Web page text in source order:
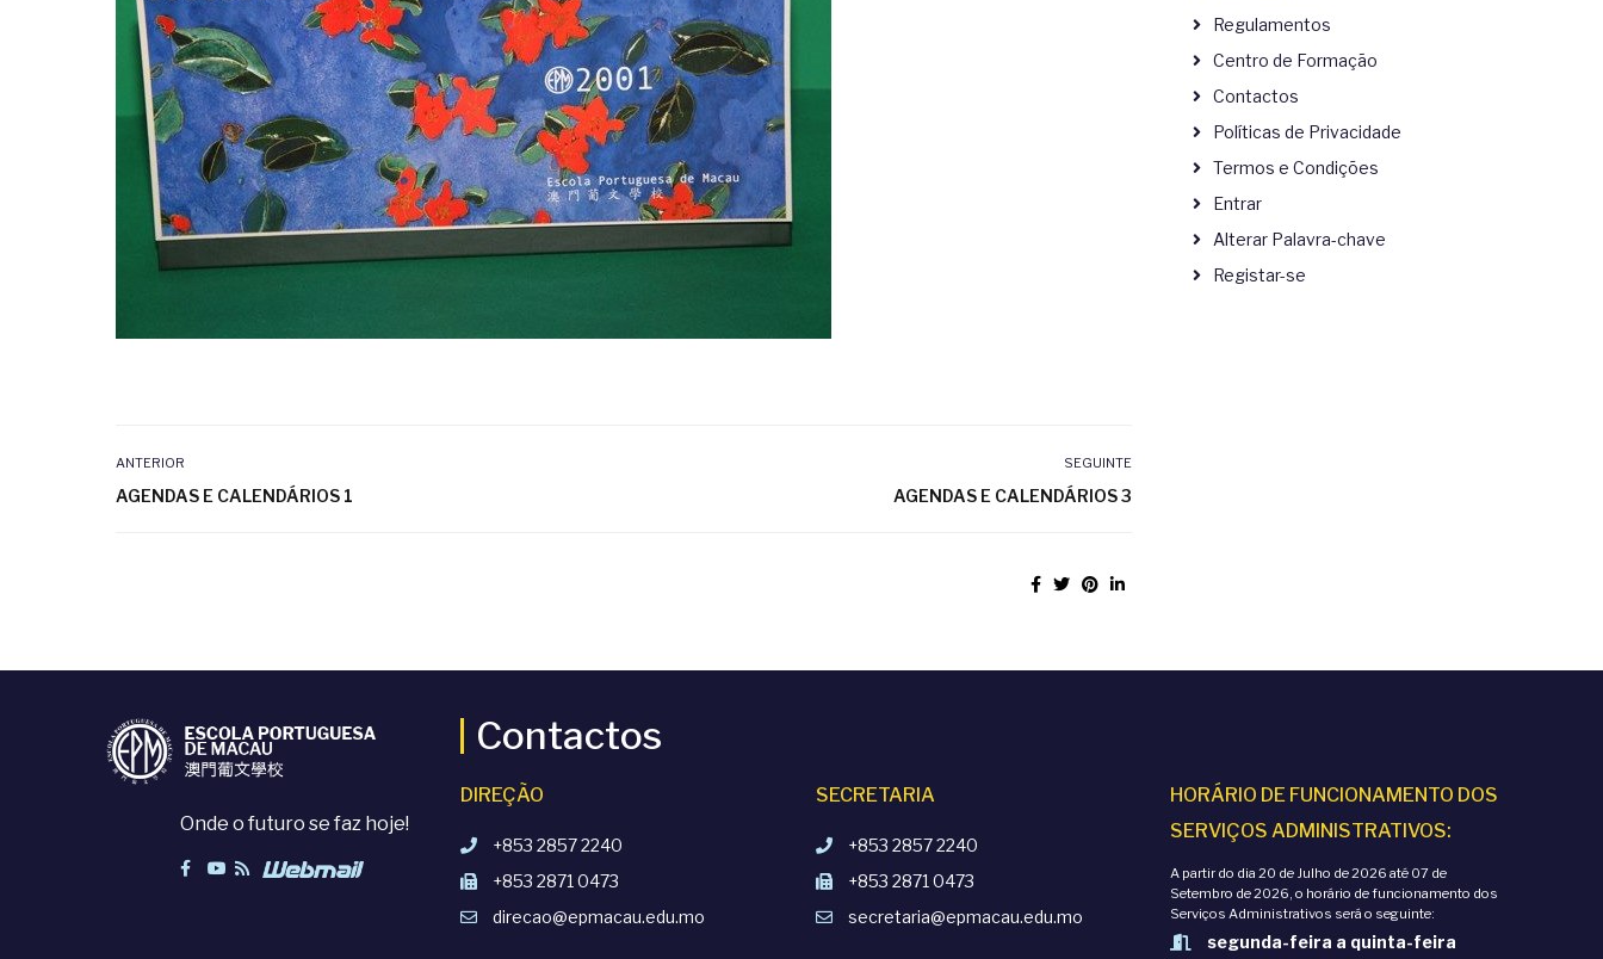
ANTERIOR
AGENDAS E CALENDÁRIOS 1
SEGUINTE
AGENDAS E CALENDÁRIOS 3
Regulamentos
Centro de Formação
Contactos
Políticas de Privacidade
Termos e Condições
Entrar
Alterar Palavra-chave
Registar-se
Onde o futuro se faz hoje!
Contactos
DIREÇÃO
+853 2857 2240
+853 2871 0473
direcao@epmacau.edu.mo
SECRETARIA
+853 2857 2240
+853 2871 0473
secretaria@epmacau.edu.mo
HORÁRIO DE FUNCIONAMENTO DOS
SERVIÇOS ADMINISTRATIVOS:
A partir do dia 20 de Julho de 2026 até 07 de
Setembro de 2026, o horário de funcionamento dos
Serviços Administrativos será o seguinte:
segunda-feira a quinta-feira